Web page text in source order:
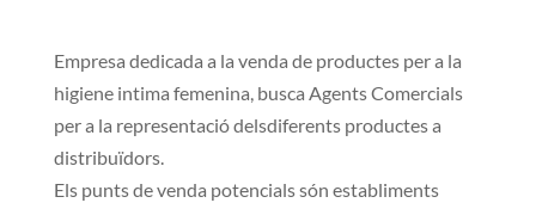
Empresa dedicada a la venda de productes per a la
higiene intima femenina, busca Agents Comercials
per a la representació delsdiferents productes a
distribuïdors.
Els punts de venda potencials són establiments